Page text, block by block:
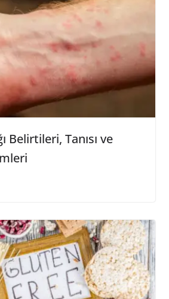
Belirtileri, Tanısı ve